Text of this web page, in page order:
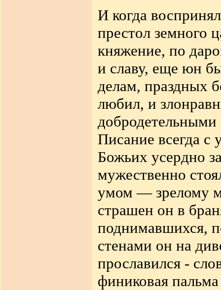
И когда
престол земного
княжение, по
и славу, еще юн
делам, праздных
любил, и
добродетельными
Писание всегда
Божьих усердно
мужественно
умом — зрелому
страшен он в
поднимавшихся,
стенами он на
прославился -
финиковая